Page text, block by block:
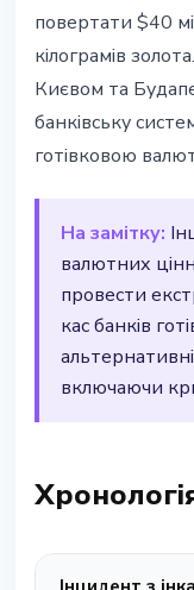
утримують
13 березня 2026
Наталія
повертати $40
кілограмів
Києвом та
банківську
готівковою
На замітку:
валютних
провести
кас банків
включаючи